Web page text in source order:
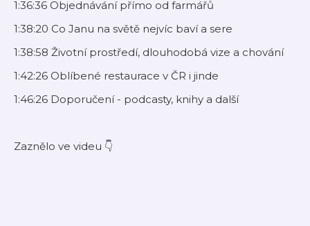
1:36:36 Objednávání přímo od farmářů
1:38:20 Co Janu na světě nejvíc baví a sere
1:38:58 Životní prostředí, dlouhodobá vize a chování
1:42:26 Oblíbené restaurace v ČR i jinde
1:46:26 Doporučení - podcasty, knihy a další
Zaznělo ve videu 👇